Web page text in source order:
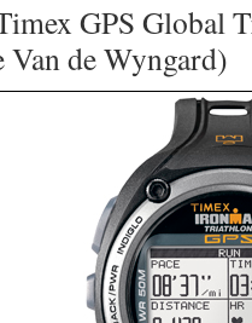
GPS Global
Van de Wyngard)